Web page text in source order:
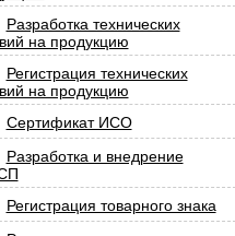
Разработка технических
на продукцию
Регистрация технических
на продукцию
Сертификат ИСО
Разработка и внедрение
Регистрация товарного знака